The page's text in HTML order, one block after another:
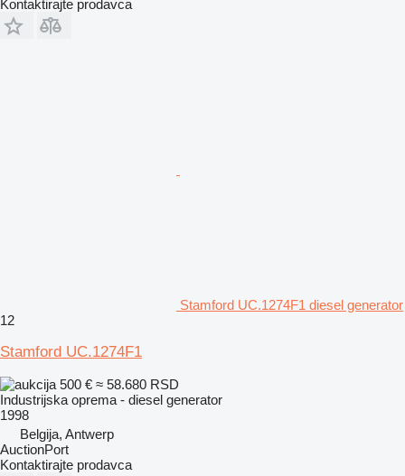
Kontaktirajte prodavca
Stamford UC.1274F1 diesel generator
12
Stamford UC.1274F1
500 € ≈ 58.680 RSD
Industrijska oprema - diesel generator
1998
Belgija, Antwerp
AuctionPort
Kontaktirajte prodavca